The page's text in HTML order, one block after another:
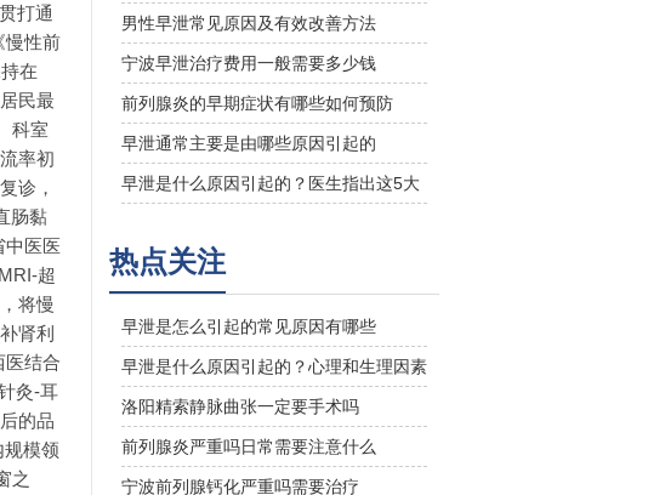
打通
慢性前
在
民最
科室
率初
诊，
肠黏
中医医
超
将慢
肾利
医结合
灸-耳
的品
模领
之
男性早泄常见原因及有效改善方法
宁波早泄治疗费用一般需要多少钱
前列腺炎的早期症状有哪些如何预防
早泄通常主要是由哪些原因引起的
早泄是什么原因引起的？医生指出这5大
热点关注
早泄是怎么引起的常见原因有哪些
早泄是什么原因引起的？心理和生理因素
解析
洛阳精索静脉曲张一定要手术吗
前列腺炎严重吗日常需要注意什么
宁波前列腺钙化严重吗需要治疗